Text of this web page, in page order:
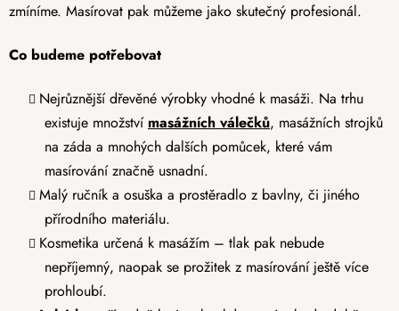
zmíníme. Masírovat pak můžeme jako skutečný profesionál.
Co budeme potřebovat
Nejrůznější dřevěné výrobky vhodné k masáži. Na trhu
existuje množství masážních válečků, masážních strojků
na záda a mnohých dalších pomůcek, které vám
masírování značně usnadní.
Malý ručník a osuška a prostěradlo z bavlny, či jiného
přírodního materiálu.
Kosmetika určená k masážím – tlak pak nebude
nepříjemný, naopak se prožitek z masírování ještě více
prohloubí.